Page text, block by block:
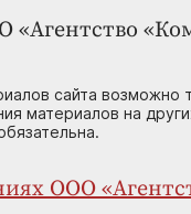
«Агентство
сайта возможно
материалов на
ООО